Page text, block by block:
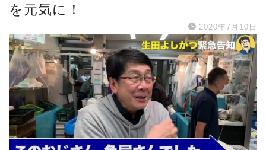
を元気に！
2020年7月10日